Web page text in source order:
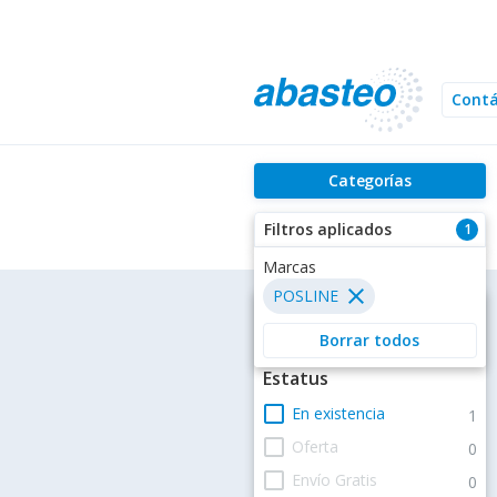
Categorías
1
Filtros aplicados
Marcas
close
POSLINE
Borrar todos
Filtros
Estatus
check_box_outline_blank En existencia 1
check_box_outline_blank Oferta 0
check_box_outline_blank Envío Gratis 0